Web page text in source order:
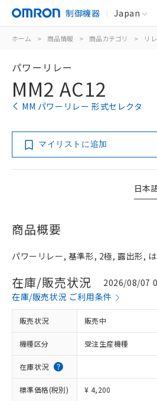
制御機器 Japan
ホーム > 商品情報 > 商品カテゴリ > リ
パワーリレー
MM2 AC12
MM パワーリレー 形式セレクタ
マイリストに追加
日本
商品概要
パワーリレー, 基準形, 2極, 露出形,
在庫/販売状況
2026/08/07
在庫/販売状況 ご利用条件
販売状況 販売中
機種区分 受注生産機種
在庫状況
標準価格(税別) ¥ 4,200